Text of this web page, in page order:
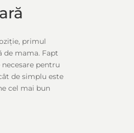
primul
de mama. Fapt
pentru
de simplu este
cel mai bun